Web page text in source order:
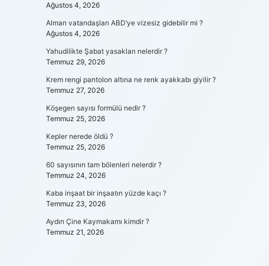
Ağustos 4, 2026
Alman vatandaşları ABD’ye vizesiz gidebilir mi ?
Ağustos 4, 2026
Yahudilikte Şabat yasakları nelerdir ?
Temmuz 29, 2026
Krem rengi pantolon altına ne renk ayakkabı giyilir ?
Temmuz 27, 2026
Köşegen sayısı formülü nedir ?
Temmuz 25, 2026
Kepler nerede öldü ?
Temmuz 25, 2026
60 sayısının tam bölenleri nelerdir ?
Temmuz 24, 2026
Kaba inşaat bir inşaatın yüzde kaçı ?
Temmuz 23, 2026
Aydın Çine Kaymakamı kimdir ?
Temmuz 21, 2026